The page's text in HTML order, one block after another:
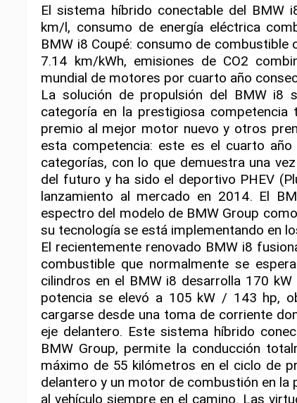
El sistema híbrido conectable del BMW
km/l, consumo de energía eléctrica
BMW i8 Coupé: consumo de
7.14 km/kWh, emisiones de CO2
mundial de motores por cuarto año
La solución de propulsión del BMW i8
categoría en la prestigiosa
premio al mejor motor nuevo y otros
esta competencia: este es el cuarto
categorías, con lo que demuestra una
del futuro y ha sido el deportivo PHEV
lanzamiento al mercado en 2014. El
espectro del modelo de BMW Group
su tecnología se está implementando en
El recientemente renovado BMW i8
combustible que normalmente se
cilindros en el BMW i8 desarrolla 170
potencia se elevó a 105 kW / 143 hp,
cargarse desde una toma de corriente
eje delantero. Este sistema híbrido
BMW Group, permite la conducción
máximo de 55 kilómetros en el ciclo de
delantero y un motor de combustión en
al vehículo siempre en el camino. Las